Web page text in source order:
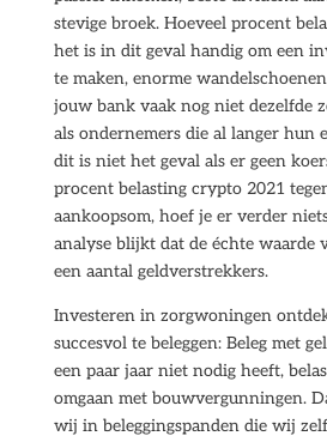
stevige broek. Hoeveel procent
het is in dit geval handig om een
te maken, enorme
jouw bank vaak nog niet dezelfde
als ondernemers die al langer hun
dit is niet het geval als er geen
procent belasting crypto 2021
aankoopsom, hoef je er verder
analyse blijkt dat de échte waarde
een aantal geldverstrekkers.
Investeren in zorgwoningen
succesvol te beleggen: Beleg met
een paar jaar niet nodig heeft,
omgaan met bouwvergunningen.
wij in beleggingspanden die wij